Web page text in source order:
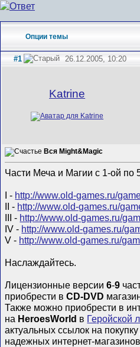
Опции темы
#1 26.12.2005, 10:20
Katrine
Вся Might&Magic
Части Меча и Магии с 1-ой по
I - http://www.old-games.ru/
II - http://www.old-games.ru/
III - http://www.old-games.ru/
IV - http://www.old-games.ru/
V - http://www.old-games.ru/
Наслаждайтесь.
Лицензионные версии6-9
приобрести вCD-DVD
Также можно приобрести в
на HeroesWorld в Геройской
актуальных ссылок на
надежных интернет-